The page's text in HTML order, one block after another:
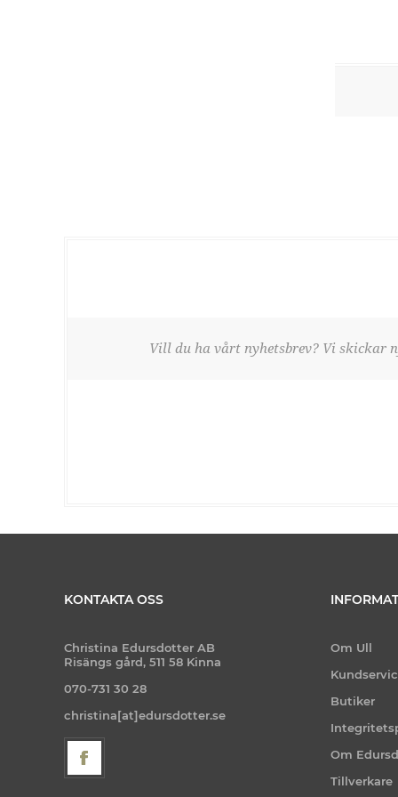
Vill du ha vårt nyhetsbrev? Vi skickar
KONTAKTA OSS
Christina Edursdotter AB
Risängs gård, 511 58 Kinna
070-731 30 28
christina[at]edursdotter.se
Om Ull
Butiker
Om
Tillverkare